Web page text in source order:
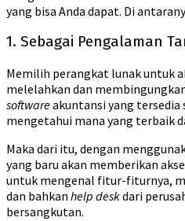
yang bisa Anda dapat. Di
1. Sebagai Pengalaman
Memilih perangkat lunak untuk
melelahkan dan
softwareakuntansi yang
mengetahui mana yang terbaik
Maka dari itu, dengan
yang baru akan memberikan
untuk mengenal fitur-fiturnya,
dan bahkan help deskdari
bersangkutan.